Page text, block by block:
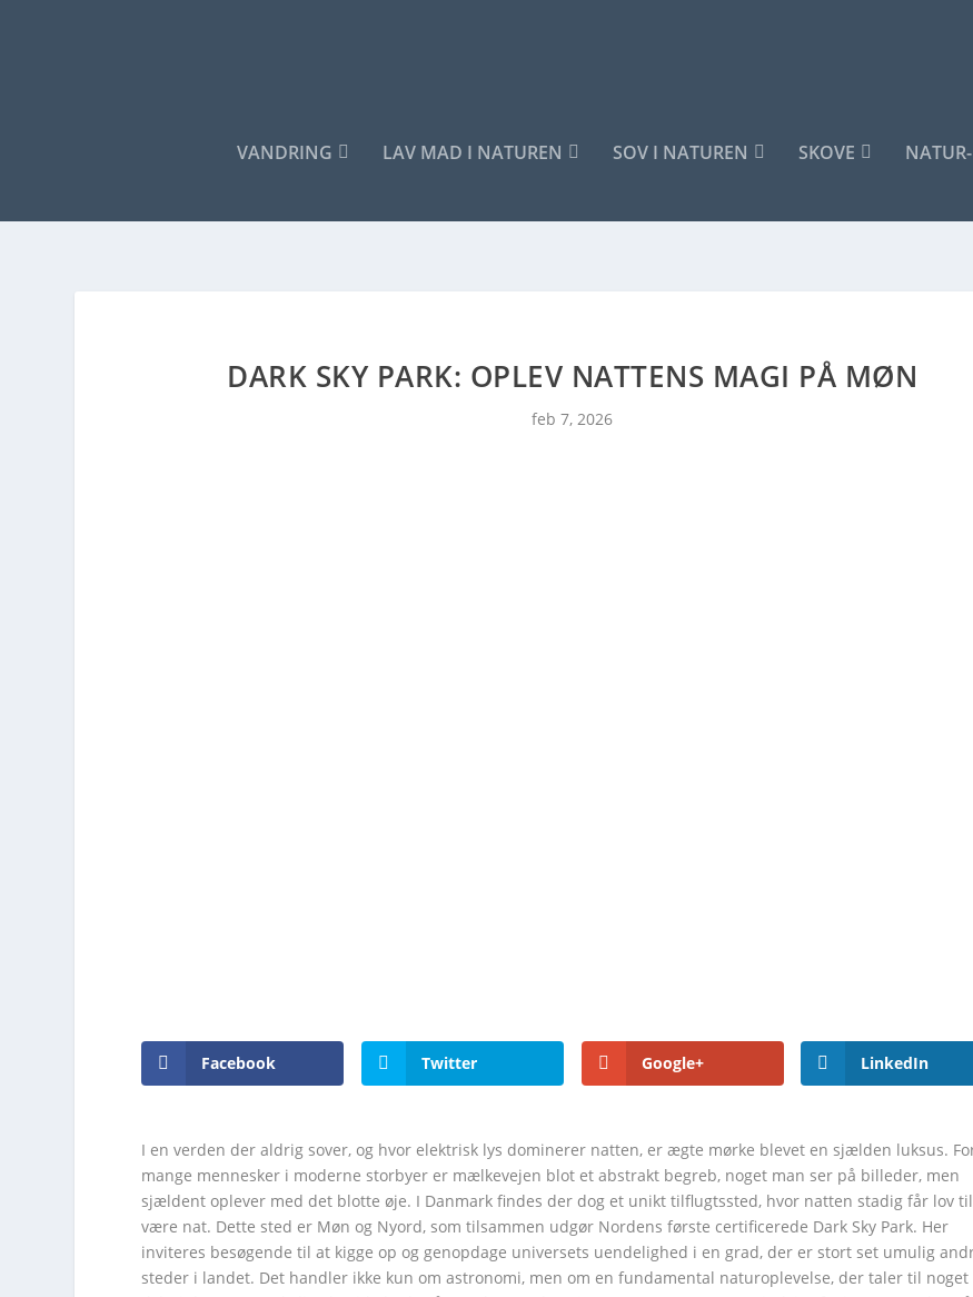
VANDRING LAV MAD I NATUREN SOV I NATUREN SKOVE
DARK SKY PARK: OPLEV NATTENS MAGI PÅ MØN
feb 7, 2026
Facebook Twitter Google+ LinkedIn
I en verden der aldrig sover, og hvor elektrisk lys dominerer natten, er ægte mørke blevet en sjælden luksus.
mange mennesker i moderne storbyer er mælkevejen blot et abstrakt begreb, noget man ser på billeder, men
sjældent oplever med det blotte øje. I Danmark findes der dog et unikt tilflugtssted, hvor natten stadig får lov
være nat. Dette sted er Møn og Nyord, som tilsammen udgør Nordens første certificerede Dark Sky Park. Her
inviteres besøgende til at kigge op og genopdage universets uendelighed i en grad, der er stort set umulig
steder i landet. Det handler ikke kun om astronomi, men om en fundamental naturoplevelse, der taler til noget